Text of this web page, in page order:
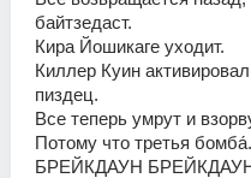
байтзедаст.
Кира Йошикаге уходит.
Киллер Куин
пиздец.
Все теперь умрут и
Потому что третья
БРЕЙКДАУН